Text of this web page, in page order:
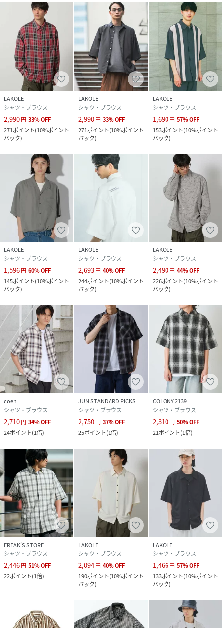
LAKOLE
シャツ・ブラウス
2,990円 33%OFF
271ポイント(10%ポイント
バック)
LAKOLE
シャツ・ブラウス
2,990円 33%OFF
271ポイント(10%ポイント
バック)
LAKOLE
シャツ・ブラウス
1,690円 57%OFF
153ポイント(10%ポイント
バック)
LAKOLE
シャツ・ブラウス
1,596円 60%OFF
145ポイント(10%ポイント
バック)
LAKOLE
シャツ・ブラウス
2,693円 40%OFF
244ポイント(10%ポイント
バック)
LAKOLE
シャツ・ブラウス
2,490円 44%OFF
226ポイント(10%ポイント
バック)
coen
シャツ・ブラウス
2,710円 34%OFF
24ポイント(1倍)
JUN STANDARD PICKS
シャツ・ブラウス
2,750円 37%OFF
25ポイント(1倍)
COLONY 2139
シャツ・ブラウス
2,310円 50%OFF
21ポイント(1倍)
FREAK’S STORE
シャツ・ブラウス
2,446円 51%OFF
22ポイント(1倍)
LAKOLE
シャツ・ブラウス
2,094円 40%OFF
190ポイント(10%ポイント
バック)
LAKOLE
シャツ・ブラウス
1,466円 57%OFF
133ポイント(10%ポイント
バック)